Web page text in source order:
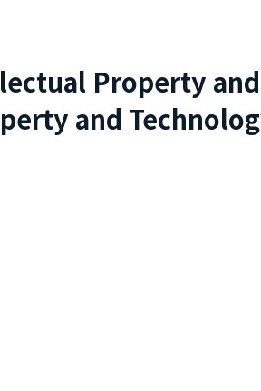
Property
and